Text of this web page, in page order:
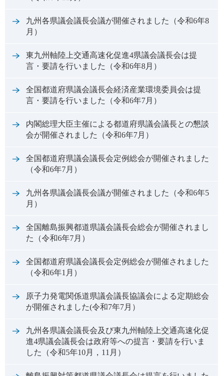
九州各県議会議長会議が開催されました（令和6年8
月）
東九州軸陸上交通高速化促進4県議会議長会は提
言・要請を行いました（令和6年8月）
全国都道府県議会議長会経済産業環境委員会は提
言・要請を行いました（令和6年7月）
内閣総理大臣主催による都道府県議会議長との懇談
会が開催されました（令和6年7月）
全国都道府県議会議長会定例総会が開催されました
（令和6年7月）
九州各県議会議長会議が開催されました（令和6年5
月）
全国離島振興都道県議会議長会総会が開催されまし
た（令和6年7月）
全国都道府県議会議長会定例総会が開催されました
（令和6年1月）
原子力発電関係道県議会議長協議会による定期総会
が開催されました(令和7年7月）
九州各県議会議長会及び東九州軸陸上交通高速化促
進4県議会議長会は政府等への提言・要請を行いま
した（令和5年10月，11月）